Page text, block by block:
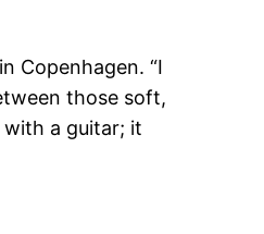
Copenhagen. “I
those soft,
with a guitar; it